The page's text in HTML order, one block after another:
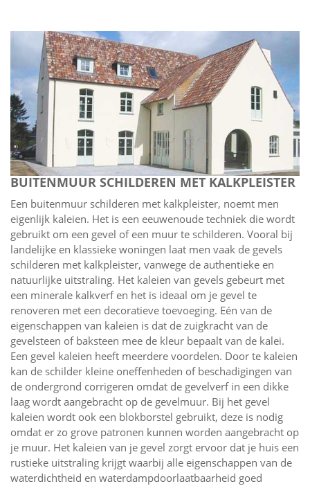
BUITENMUUR SCHILDEREN MET KALKPLEISTER
Een buitenmuur schilderen met kalkpleister, noemt men
eigenlijk kaleien. Het is een eeuwenoude techniek die wordt
gebruikt om een gevel of een muur te schilderen. Vooral bij
landelijke en klassieke woningen laat men vaak de gevels
schilderen met kalkpleister, vanwege de authentieke en
natuurlijke uitstraling. Het kaleien van gevels gebeurt met
een minerale kalkverf en het is ideaal om je gevel te
renoveren met een decoratieve toevoeging. Eén van de
eigenschappen van kaleien is dat de zuigkracht van de
gevelsteen of baksteen mee de kleur bepaalt van de kalei.
Een gevel kaleien heeft meerdere voordelen. Door te kaleien
kan de schilder kleine oneffenheden of beschadigingen van
de ondergrond corrigeren omdat de gevelverf in een dikke
laag wordt aangebracht op de gevelmuur. Bij het gevel
kaleien wordt ook een blokborstel gebruikt, deze is nodig
omdat er zo grove patronen kunnen worden aangebracht op
je muur. Het kaleien van je gevel zorgt ervoor dat je huis een
rustieke uitstraling krijgt waarbij alle eigenschappen van de
waterdichtheid en waterdampdoorlaatbaarheid goed